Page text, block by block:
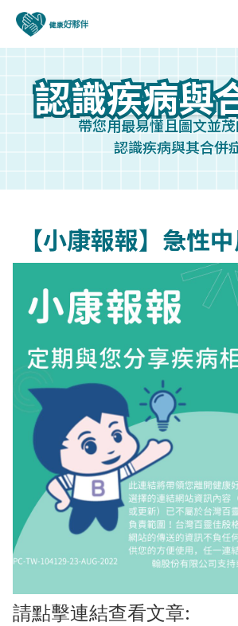
認識疾病與
認識疾病與
帶您用最易懂且圖文並
認識疾病與其合併
【小康報報】急性
請點擊連結查看文章: